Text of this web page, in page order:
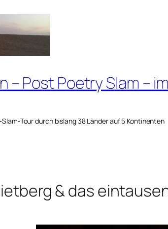
– Post Poetry Slam –
Tour durch bislang 38 Länder auf 5 Kontinenten
& das